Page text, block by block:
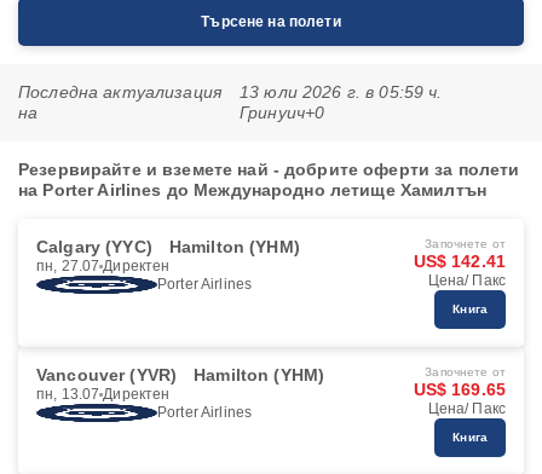
Търсене на полети
Последна актуализация
на
13 юли 2026 г. в 05:59 ч.
Гринуич+0
Резервирайте и вземете най - добрите оферти за полети
на Porter Airlines до Международно летище Хамилтън
Calgary (YYC) Hamilton (YHM)
пн, 27.07 Директен
Porter Airlines
Започнете от
US$ 142.41
Цена/ Пакс
Книга
Vancouver (YVR) Hamilton (YHM)
пн, 13.07 Директен
Porter Airlines
Започнете от
US$ 169.65
Цена/ Пакс
Книга